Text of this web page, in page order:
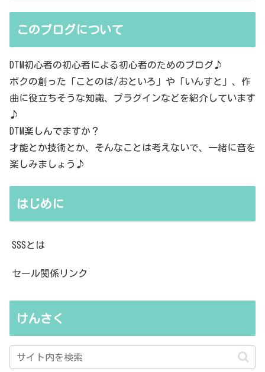
このブログについて
DTM初心者の初心者による初心者のためのブログ♪
ボクの創った「ことのは/おといろ」や「いんすと」、作
曲に役立ちそうな知識、プラグインなどを紹介しています
♪
DTM楽しんでますか？
才能とか技術とか、そんなことは考えないで、一緒に音を
楽しみましょう♪
はじめに
SSSとは
セール関係リンク
けんさく